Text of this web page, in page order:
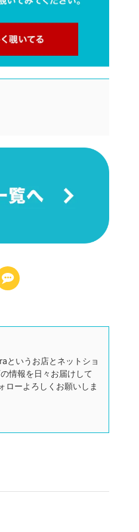
というお店とネットショ
情報を日々お届けして
ローよろしくお願いしま